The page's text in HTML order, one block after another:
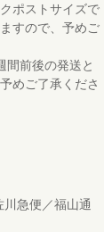
ポストサイズで
すので、予めご
間前後の発送と
めご了承くださ
急便／福山通